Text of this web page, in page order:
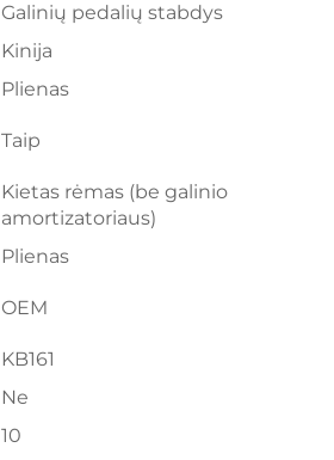
Galinių pedalių stabdys
Kinija
Plienas
Taip
Kietas rėmas (be galinio
amortizatoriaus)
Plienas
OEM
KB161
Ne
10